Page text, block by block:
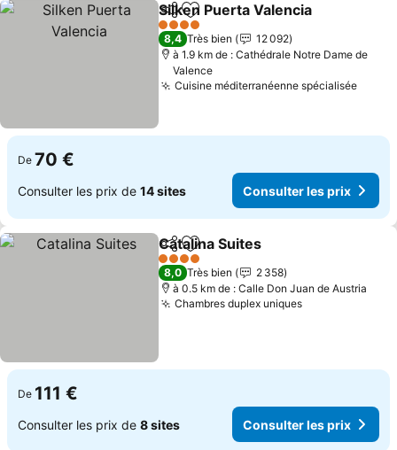
PartagerAjouter à mes favoris
Silken Puerta Valencia
4 Étoiles
8,4 Très bien
12 092
à 1.9 km de : Cathédrale Notre Dame de
Valence
Cuisine méditerranéenne spécialisée
De 70 €
Consulter les prix de 14 sites Consulter les prix
PartagerAjouter à mes favoris
Catalina Suites
4 Étoiles
8,0 Très bien
2 358
à 0.5 km de : Calle Don Juan de Austria
Chambres duplex uniquesConsulter les
De 111 €
Consulter les prix de 8 sites Consulter les prix